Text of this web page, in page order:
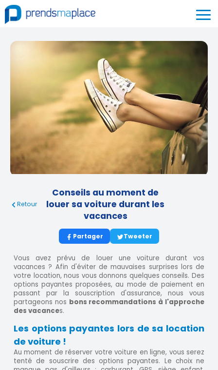
Retour
Conseils au moment de
louer sa voiture durant les
vacances
Partager Tweeter
Vous avez prévu de louer une voiture durant vos
vacances ? Afin d'éviter de mauvaises surprises lors de
votre location, nous vous donnons quelques conseils. Des
options payantes proposées, au mode de paiement en
passant par la souscription d'assurance, nous vous
partageons nos bons recommandations à l'approche
des vacances.
Les options payantes lors de sa location
de voiture !
Au moment de réserver votre voiture en ligne, vous serez
tenté de souscrire des options payantes. Le choix ne